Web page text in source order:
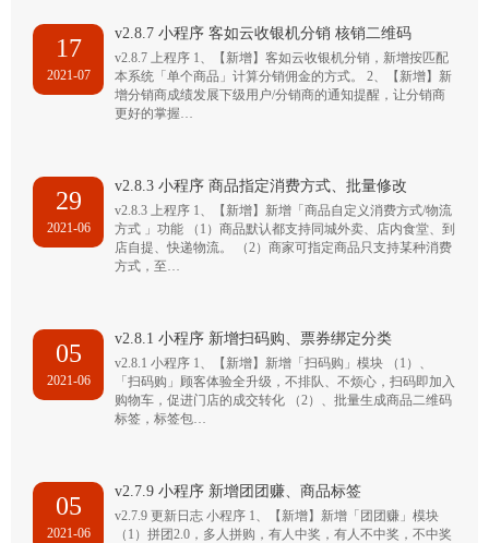
17
2021-07
v2.8.7 小程序 客如云收银机分销 核销二维码
v2.8.7 上程序 1、【新增】客如云收银机分销，新增按匹配
本系统「单个商品」计算分销佣金的方式。 2、【新增】新
增分销商成绩发展下级用户/分销商的通知提醒，让分销商
更好的掌握…
29
2021-06
v2.8.3 小程序 商品指定消费方式、批量修改
v2.8.3 上程序 1、【新增】新增「商品自定义消费方式/物流
方式 」功能 （1）商品默认都支持同城外卖、店内食堂、到
店自提、快递物流。 （2）商家可指定商品只支持某种消费
方式，至…
05
2021-06
v2.8.1 小程序 新增扫码购、票券绑定分类
v2.8.1 小程序 1、【新增】新增「扫码购」模块 （1）、
「扫码购」顾客体验全升级，不排队、不烦心，扫码即加入
购物车，促进门店的成交转化 （2）、批量生成商品二维码
标签，标签包…
05
2021-06
v2.7.9 小程序 新增团团赚、商品标签
v2.7.9 更新日志 小程序 1、【新增】新增「团团赚」模块
（1）拼团2.0，多人拼购，有人中奖，有人不中奖，不中奖